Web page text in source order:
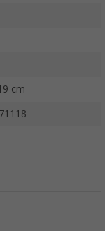
cm